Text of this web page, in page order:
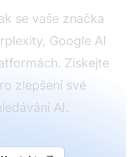
se vaše značka
Google AI
Získejte
zlepšení své
AI.